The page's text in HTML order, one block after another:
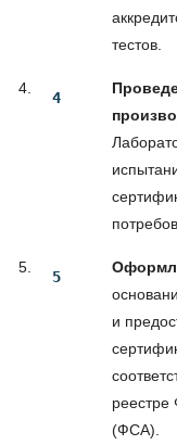
тестов.
и
реестре
(ФСА).